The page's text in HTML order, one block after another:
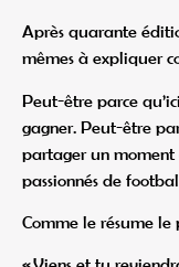
Après quarante
mêmes à expliquer
Peut-être parce
gagner. Peut-être
partager un
passionnés de
Comme le résume le